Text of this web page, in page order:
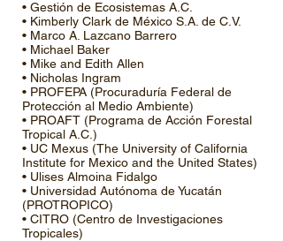
• Gestión de Ecosistemas A.C.
• Kimberly Clark de México S.A. de C.V.
• Marco A. Lazcano Barrero
• Michael Baker
• Mike and Edith Allen
• Nicholas Ingram
• PROFEPA (Procuraduría Federal de
Protección al Medio Ambiente)
• PROAFT (Programa de Acción Forestal
Tropical A.C.)
• UC Mexus (The University of California
Institute for Mexico and the United States)
• Ulises Almoina Fidalgo
• Universidad Autónoma de Yucatán
(PROTROPICO)
• CITRO (Centro de Investigaciones
Tropicales)